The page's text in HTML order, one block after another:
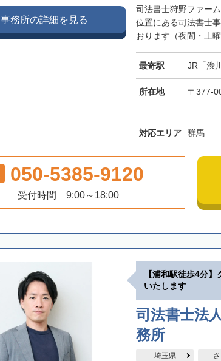
司法書士狩野ファー
位置にある司法書士
おります（夜間・土
最寄駅 JR「渋
所在地 〒377-
対応エリア 群馬
事務所の詳細を見る
050-5385-9120
受付時間 9:00～18:00
【浦和駅徒歩4分
いたします
司法書士法
務所
埼玉県